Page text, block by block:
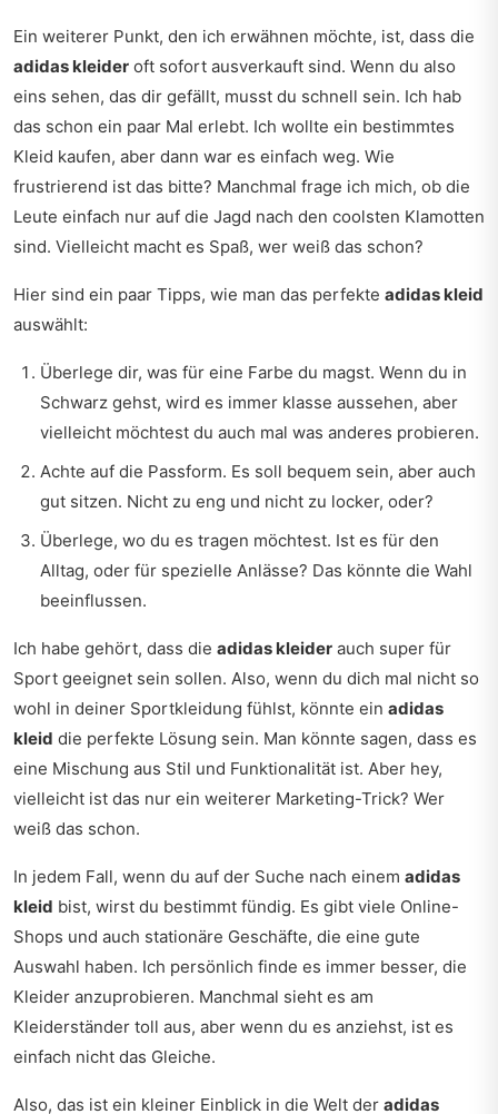
Ein weiterer Punkt, den ich erwähnen möchte, ist, dass die
adidas kleider oft sofort ausverkauft sind. Wenn du also
eins sehen, das dir gefällt, musst du schnell sein. Ich hab
das schon ein paar Mal erlebt. Ich wollte ein bestimmtes
Kleid kaufen, aber dann war es einfach weg. Wie
frustrierend ist das bitte? Manchmal frage ich mich, ob die
Leute einfach nur auf die Jagd nach den coolsten Klamotten
sind. Vielleicht macht es Spaß, wer weiß das schon?
Hier sind ein paar Tipps, wie man das perfekte adidas kleid
auswählt:
Überlege dir, was für eine Farbe du magst. Wenn du in
Schwarz gehst, wird es immer klasse aussehen, aber
vielleicht möchtest du auch mal was anderes probieren.
Achte auf die Passform. Es soll bequem sein, aber auch
gut sitzen. Nicht zu eng und nicht zu locker, oder?
Überlege, wo du es tragen möchtest. Ist es für den
Alltag, oder für spezielle Anlässe? Das könnte die Wahl
beeinflussen.
Ich habe gehört, dass die adidas kleider auch super für
Sport geeignet sein sollen. Also, wenn du dich mal nicht so
wohl in deiner Sportkleidung fühlst, könnte ein adidas
kleid die perfekte Lösung sein. Man könnte sagen, dass es
eine Mischung aus Stil und Funktionalität ist. Aber hey,
vielleicht ist das nur ein weiterer Marketing-Trick? Wer
weiß das schon.
In jedem Fall, wenn du auf der Suche nach einem adidas
kleid bist, wirst du bestimmt fündig. Es gibt viele Online-
Shops und auch stationäre Geschäfte, die eine gute
Auswahl haben. Ich persönlich finde es immer besser, die
Kleider anzuprobieren. Manchmal sieht es am
Kleiderständer toll aus, aber wenn du es anziehst, ist es
einfach nicht das Gleiche.
Also, das ist ein kleiner Einblick in die Welt der adidas